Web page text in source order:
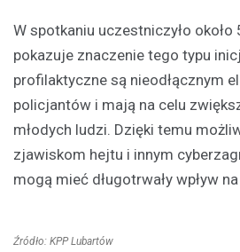
W spotkaniu uczestniczyło około
pokazuje znaczenie tego typu
profilaktyczne są nieodłącznym
policjantów i mają na celu
młodych ludzi. Dzięki temu
zjawiskom hejtu i innym
mogą mieć długotrwały wpływ
Źródło: KPP Lubartów